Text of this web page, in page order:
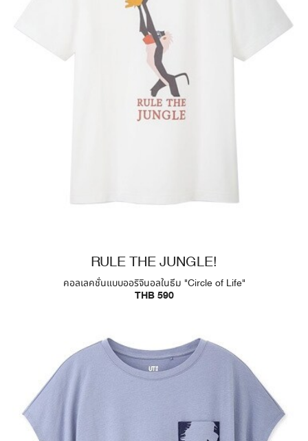
RULE THE JUNGLE!
คอลเลคชั่นแบบออริจินอลในธีม "Circle of Life"
THB 590